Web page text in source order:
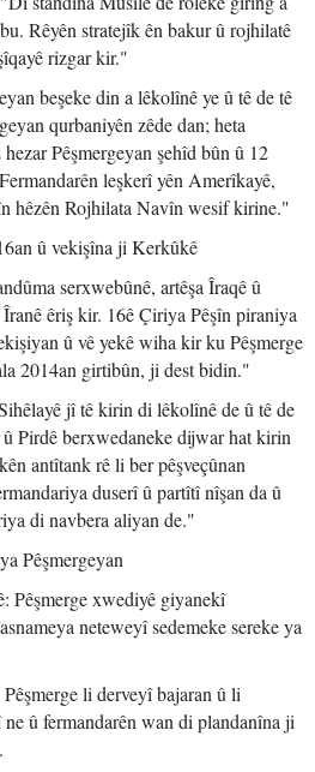
Rêyên stratejîk ên bakur û rojhilatê
rizgar kir."
beşeke din a lêkolînê ye û tê de tê
qurbaniyên zêde dan; heta
Pêşmergeyan şehîd bûn û 12
leşkerî yên Amerîkayê,
hêzên Rojhilata Navîn wesif kirine."
û vekişîna ji Kerkûkê
serxwebûnê, artêşa Îraqê û
êriş kir. 16ê Çiriya Pêşîn piraniya
û vê yekê wiha kir ku Pêşmerge
2014an girtibûn, ji dest bidin."
jî tê kirin di lêkolînê de û tê de
Pirdê berxwedaneke dijwar hat kirin
antîtank rê li ber pêşveçûnan
duserî û partîtî nîşan da û
di navbera aliyan de."
Pêşmergeyan
xwediyê giyanekî
neteweyî sedemeke sereke ya
li derveyî bajaran û li
û fermandarên wan di plandanîna ji